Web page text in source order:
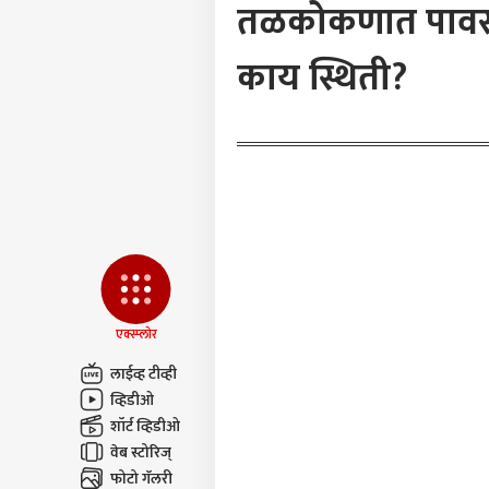
एक्स्प्लोर
लाईव्ह टीव्ही
व्हिडीओ
शॉर्ट व्हिडीओ
वेब स्टोरिज्
फोटो गॅलरी
तळकोकणात
काय स्थिती?
LOGIN
केलं,